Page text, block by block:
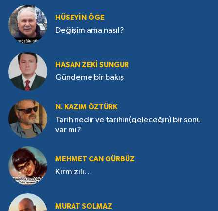
HÜSEYIN ÖGE
Değişim ama nasıl?
HASAN ZEKI SUNGUR
Gündeme bir bakış
N. KAZIM ÖZTÜRK
Tarih nedir ve tarihin(geleceğin) bir sonu
var mı?
MEHMET CAN GÜRBÜZ
Kırmızılı…
MURAT SOLMAZ